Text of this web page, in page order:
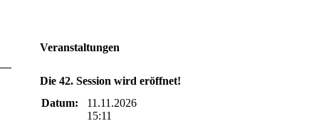
Veranstaltungen
Die 42. Session wird eröffnet!
Datum:
11.11.2026
15:11